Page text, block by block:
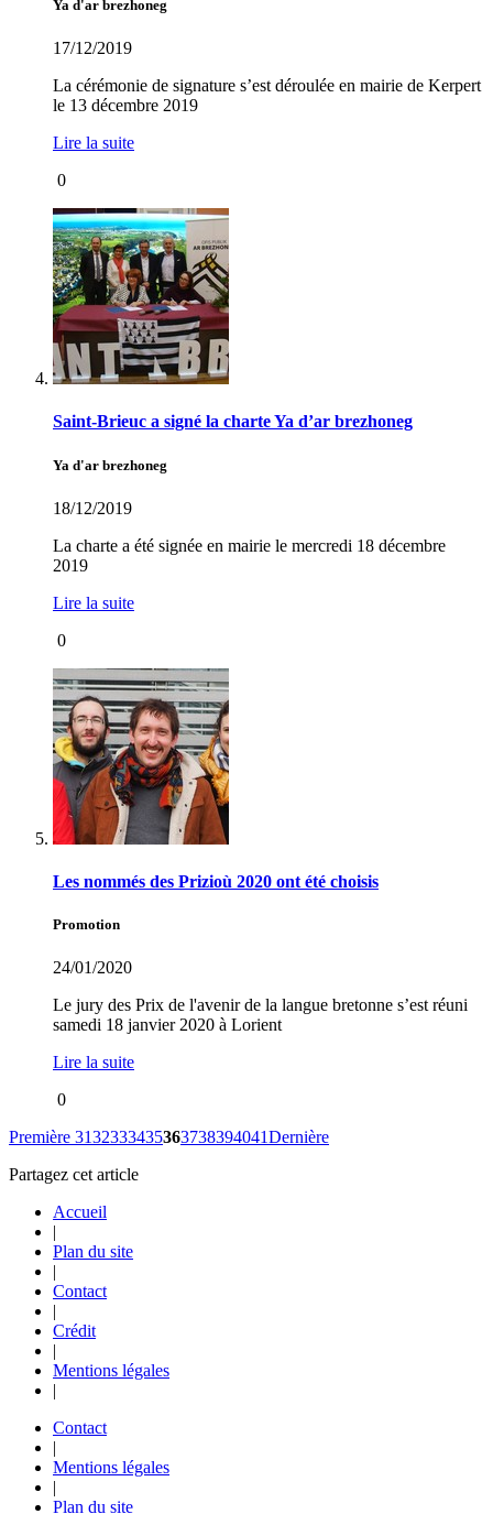
Ya d'ar brezhoneg
17/12/2019
La cérémonie de signature s’est déroulée en mairie de Kerpert
le 13 décembre 2019
Lire la suite
0
Saint-Brieuc a signé la charte Ya d’ar brezhoneg
Ya d'ar brezhoneg
18/12/2019
La charte a été signée en mairie le mercredi 18 décembre
2019
Lire la suite
0
Les nommés des Prizioù 2020 ont été choisis
Promotion
24/01/2020
Le jury des Prix de l'avenir de la langue bretonne s’est réuni
samedi 18 janvier 2020 à Lorient
Lire la suite
0
Première 3132333435363738394041Dernière
Partagez cet article
Accueil
|
Plan du site
|
Contact
|
Crédit
|
Mentions légales
|
Contact
|
Mentions légales
|
Plan du site